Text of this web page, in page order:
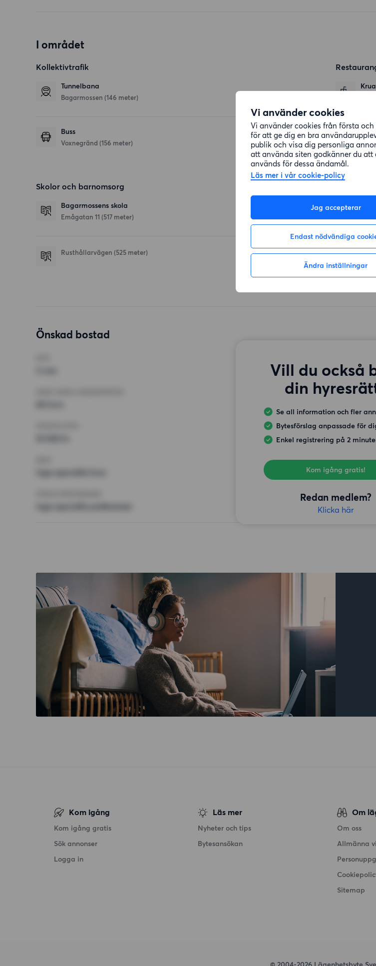
Vi använder cookies
Vi använder cookies från första och
för att ge dig en bra
publik och visa dig personliga
att använda siten godkänner du att
används för dessa ändamål.
Läs mer i vår cookie-policy
Jag accepterar
Endast nödvändiga
Ändra inställningar
I området
Kollektivtrafik
Tunnelbana
Bagarmossen (146 meter)
Buss
Voxnegränd (156 meter)
Skolor och barnomsorg
Bagarmossens skola
Emågatan 11 (517 meter)
Rusthållarvägen (525 meter) ICA
Önskad bostad
Vill du också
din
Se all information och fler
Bytesförslag anpassade för
Enkel registrering på 2
Kom igång gratis!
Redan medlem?
Klicka här
Kom igång
Kom igång gratis
Sök annonser
Logga in
Läs mer
Nyheter och tips
Bytesansökan
Om
Om oss
Allmänna
Sitemap